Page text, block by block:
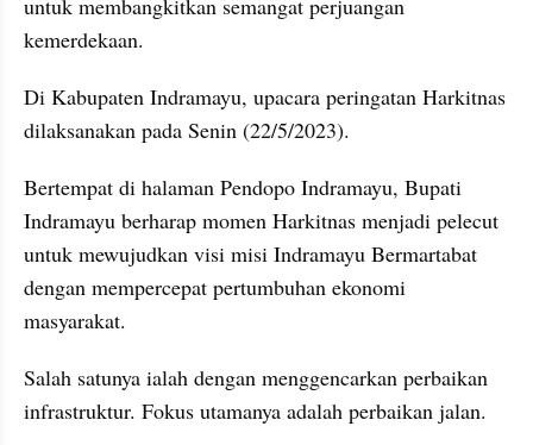
untuk membangkitkan semangat perjuangan
kemerdekaan.
Di Kabupaten Indramayu, upacara peringatan Harkitnas
dilaksanakan pada Senin (22/5/2023).
Bertempat di halaman Pendopo Indramayu, Bupati
Indramayu berharap momen Harkitnas menjadi pelecut
untuk mewujudkan visi misi Indramayu Bermartabat
dengan mempercepat pertumbuhan ekonomi
masyarakat.
Salah satunya ialah dengan menggencarkan perbaikan
infrastruktur. Fokus utamanya adalah perbaikan jalan.